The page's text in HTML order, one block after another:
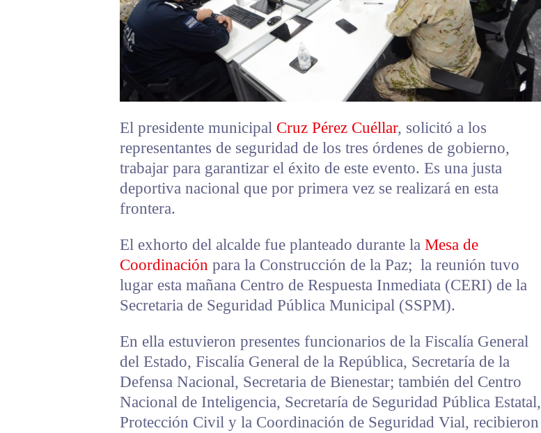
El presidente municipal Cruz Pérez Cuéllar, solicitó a los
representantes de seguridad de los tres órdenes de gobierno,
trabajar para garantizar el éxito de este evento. Es una justa
deportiva nacional que por primera vez se realizará en esta
frontera.
El exhorto del alcalde fue planteado durante la Mesa de
Coordinación para la Construcción de la Paz; la reunión tuvo
lugar esta mañana Centro de Respuesta Inmediata (CERI) de la
Secretaria de Seguridad Pública Municipal (SSPM).
En ella estuvieron presentes funcionarios de la Fiscalía General
del Estado, Fiscalía General de la República, Secretaría de la
Defensa Nacional, Secretaria de Bienestar; también del Centro
Nacional de Inteligencia, Secretaría de Seguridad Pública Estatal,
Protección Civil y la Coordinación de Seguridad Vial, recibieron